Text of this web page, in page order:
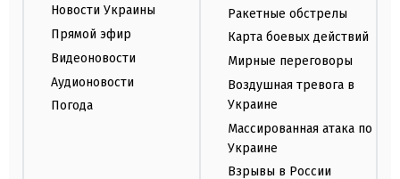
Новости Украины
Прямой эфир
Видеоновости
Аудионовости
Погода
Ракетные обстрелы
Карта боевых действий
Мирные переговоры
Воздушная тревога в
Украине
Массированная атака по
Украине
Взрывы в России